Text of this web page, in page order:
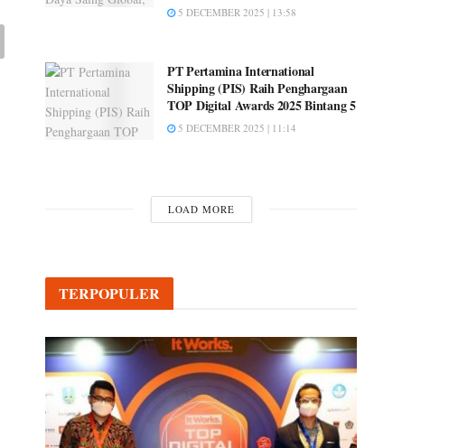
5 DECEMBER 2025 | 13:58
PT Pertamina International
Shipping (PIS) Raih Penghargaan
TOP Digital Awards 2025 Bintang 5
5 DECEMBER 2025 | 11:14
LOAD MORE
TERPOPULER